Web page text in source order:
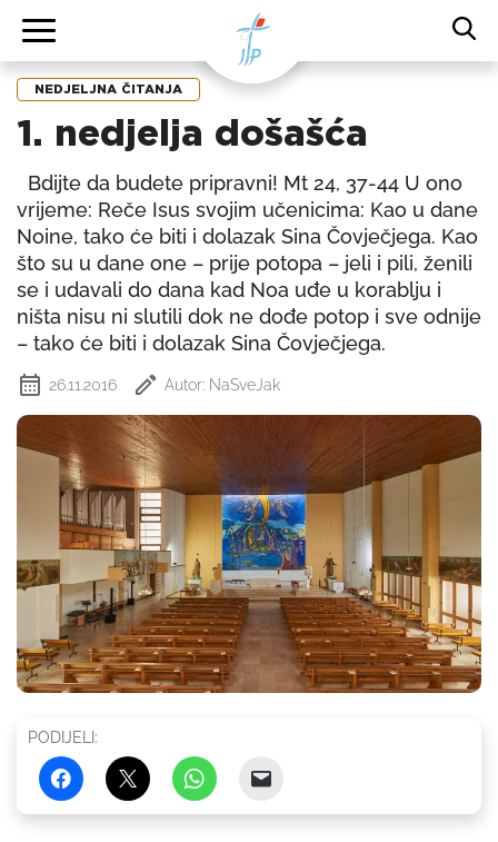
NEDJELJNA ČITANJA
1. nedjelja došašća
Bdijte da budete pripravni! Mt 24, 37-44 U ono
vrijeme: Reče Isus svojim učenicima: Kao u dane
Noine, tako će biti i dolazak Sina Čovječjega. Kao
što su u dane one – prije potopa – jeli i pili, ženili
se i udavali do dana kad Noa uđe u korablju i
ništa nisu ni slutili dok ne dođe potop i sve odnije
– tako će biti i dolazak Sina Čovječjega.
26.11.2016 Autor: NaSveJak
PODIJELI: